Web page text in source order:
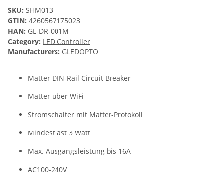
SKU: SHM013
GTIN: 4260567175023
HAN: GL-DR-001M
Category: LED Controller
Manufacturers: GLEDOPTO
Matter DIN-Rail Circuit Breaker
Matter über WiFi
Stromschalter mit Matter-Protokoll
Mindestlast 3 Watt
Max. Ausgangsleistung bis 16A
AC100-240V